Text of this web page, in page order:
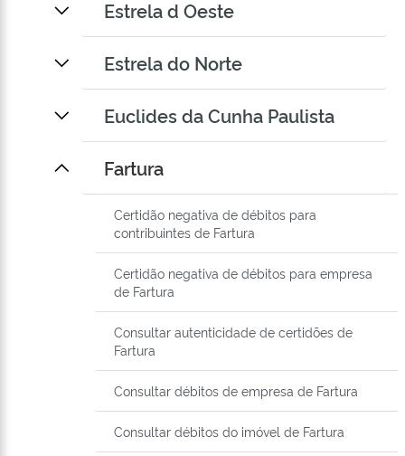
Estrela d Oeste
Estrela do Norte
Euclides da Cunha Paulista
Fartura
Certidão negativa de débitos para
contribuintes de Fartura
Certidão negativa de débitos para empresa
de Fartura
Consultar autenticidade de certidões de
Fartura
Consultar débitos de empresa de Fartura
Consultar débitos do imóvel de Fartura